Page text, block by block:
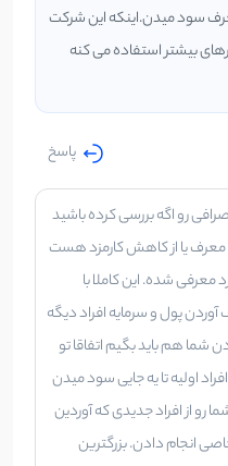
سود میدن.اینکه این شرکت
بیشتر استفاده می کنه
پاسخ
رو اگه بررسی کرده باشید
معرف یا از کاهش کارمزد هست
معرفی شده. این کاملا با
پول و سرمایه افراد دیگه
هم باید بگیم اتفاقا تو
اولیه تا یه جایی سود میدن
رو از افراد جدیدی که آوردین
انجام دادن. بزرگترین